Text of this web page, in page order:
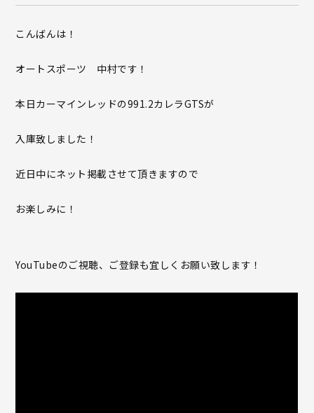
こんばんは！
オートスポーツ 中村です！
本日カーマインレッドの991.2カレラGTSが
入庫致しました！
近日中にネット掲載させて頂きますので
お楽しみに！
YouTubeのご視聴、ご登録も宜しくお願い致します！